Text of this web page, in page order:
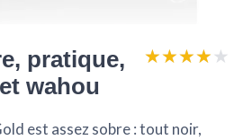
pratique,
wahou
★★★★★
★★★★★
est assez sobre : tout noir,